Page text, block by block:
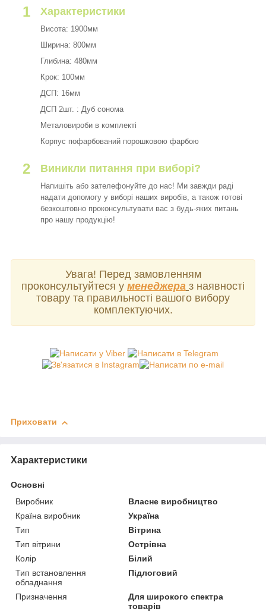
1 Характеристики
Висота: 1900мм
Ширина: 800мм
Глибина: 480мм
Крок: 100мм
ДСП: 16мм
ДСП 2шт. : Дуб сонома
Металовироби в комплекті
Корпус пофарбований порошковою фарбою
2 Виникли питання при виборі?
Напишіть або зателефонуйте до нас! Ми завжди раді
надати допомогу у виборі наших виробів, а також готові
безкоштовно проконсультувати вас з будь-яких питань
про нашу продукцію!
Увага! Перед замовленням
проконсультуйтеся у менеджера з наявності
товару та правильності вашого вибору
комплектуючих.
Приховати
Характеристики
Основні
Виробник
Власне виробництво
Країна виробник
Україна
Тип
Вітрина
Тип вітрини
Острівна
Колір
Білий
Тип встановлення
обладнання
Підлоговий
Призначення
Для широкого спектра
товарів